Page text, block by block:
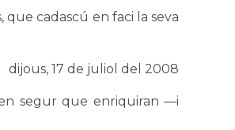
que cadascú en faci la seva
dijous, 17 de juliol del 2008
segur que enriquiran —i